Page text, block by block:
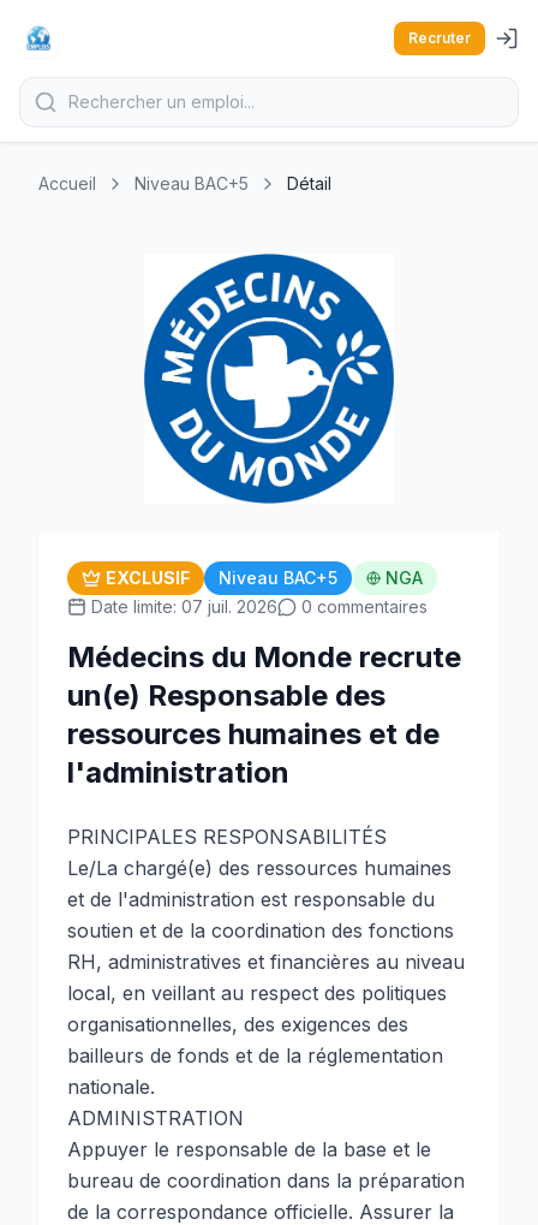
Recruter
Accueil Niveau BAC+5 Détail
EXCLUSIF Niveau BAC+5
NGA
Date limite: 07 juil. 2026
0 commentaires
Médecins du Monde recrute
un(e) Responsable des
ressources humaines et de
l'administration
PRINCIPALES RESPONSABILITÉS
Le/La chargé(e) des ressources humaines
et de l'administration est responsable du
soutien et de la coordination des fonctions
RH, administratives et financières au niveau
local, en veillant au respect des politiques
organisationnelles, des exigences des
bailleurs de fonds et de la réglementation
nationale.
ADMINISTRATION
Appuyer le responsable de la base et le
bureau de coordination dans la préparation
de la correspondance officielle. Assurer la